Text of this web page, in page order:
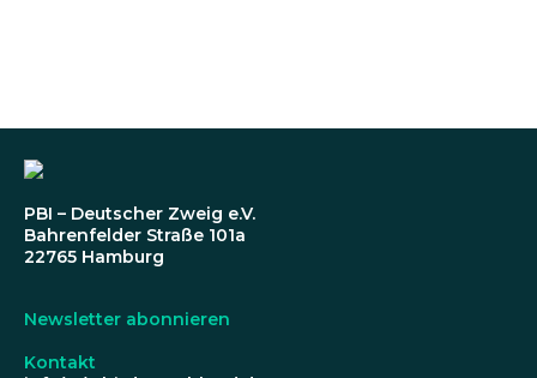
PBI – Deutscher Zweig e.V.
Bahrenfelder Straße 101a
22765 Hamburg
Newsletter abonnieren
Kontakt